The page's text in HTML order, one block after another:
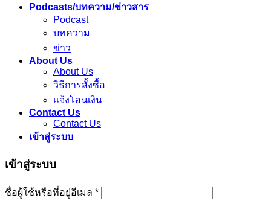
Podcasts/บทความ/ข่าวสาร
Podcast
บทความ
ข่าว
About Us
About Us
วิธีการสั้งซื้อ
แจ้งโอนเงิน
Contact Us
Contact Us
เข้าสู่ระบบ
เข้าสู่ระบบ
ชื่อผู้ใช้หรือที่อยู่อีเมล *